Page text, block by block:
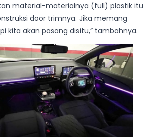
material-materialnya (full) plastik itu
door trimnya. Jika memang
kita akan pasang disitu,” tambahnya.